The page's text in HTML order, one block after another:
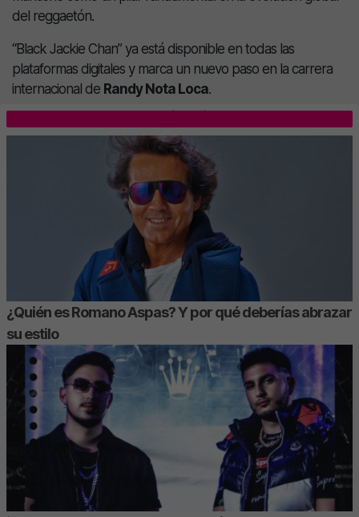
del reggaetón.
“Black Jackie Chan” ya está disponible en todas las
plataformas digitales y marca un nuevo paso en la carrera
internacional de Randy Nota Loca.
¿Quién es Romano Aspas? Y por qué deberías abrazar
su estilo